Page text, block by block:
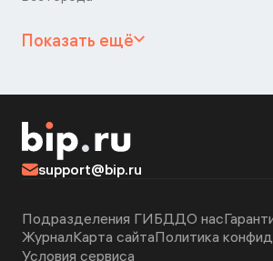
Показать ещё
support@bip.ru
Подразделения ГИБДДО нас
ЖурналКарта сайтаПолитика
Условия сервиса